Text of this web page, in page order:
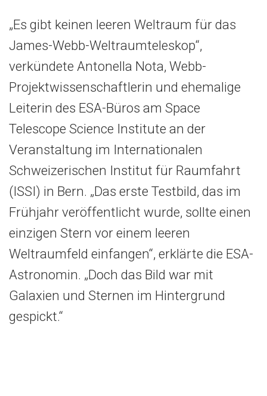
„Es gibt keinen leeren Weltraum für das
James-Webb-Weltraumteleskop“,
verkündete Antonella Nota, Webb-
Projektwissenschaftlerin und ehemalige
Leiterin des ESA-Büros am Space
Telescope Science Institute an der
Veranstaltung im Internationalen
Schweizerischen Institut für Raumfahrt
(ISSI) in Bern. „Das erste Testbild, das im
Frühjahr veröffentlicht wurde, sollte einen
einzigen Stern vor einem leeren
Weltraumfeld einfangen“, erklärte die ESA-
Astronomin. „Doch das Bild war mit
Galaxien und Sternen im Hintergrund
gespickt.“